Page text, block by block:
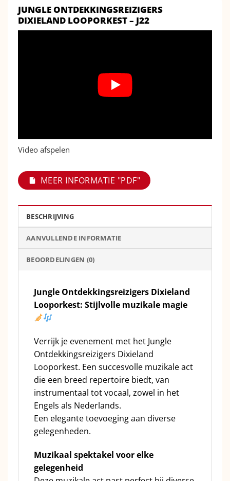
JUNGLE ONTDEKKINGSREIZIGERS
DIXIELAND LOOPORKEST – J22
Video afspelen
MEER INFORMATIE "PDF"
BESCHRIJVING
AANVULLENDE INFORMATIE
BEOORDELINGEN (0)
Jungle Ontdekkingsreizigers Dixieland
Looporkest: Stijlvolle muzikale magie
Verrijk je evenement met het Jungle
Ontdekkingsreizigers Dixieland
Looporkest. Een succesvolle muzikale act
die een breed repertoire biedt, van
instrumentaal tot vocaal, zowel in het
Engels als Nederlands.
Een elegante toevoeging aan diverse
gelegenheden.
Muzikaal spektakel voor elke
gelegenheid